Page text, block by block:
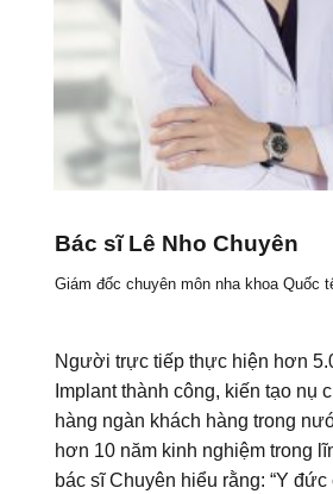
Bác sĩ Lê Nho Chuyên
Giám đốc chuyên môn nha khoa Quốc
Người trực tiếp thực hiện hơn
Implant thành công, kiến tạo nụ
hàng ngàn khách hàng trong
hơn 10 năm kinh nghiệm trong
bác sĩ Chuyên hiểu rằng: “Y đức